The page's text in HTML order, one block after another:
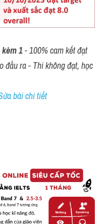
1 - 100% cam kết đạt
đầu ra - Thi không đạt, học
bài chi tiết